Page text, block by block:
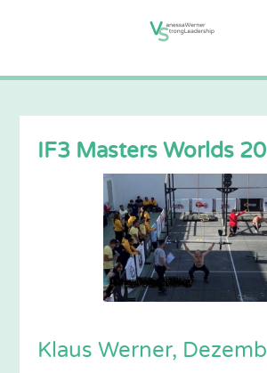
IF3 Masters Worlds
Klaus Werner,